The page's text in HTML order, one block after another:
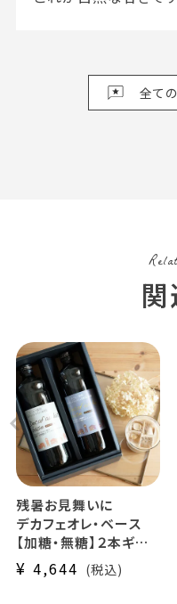
残暑お見舞いに
デカフェオレ・ベース
【加糖・無糖】２本ギフト
セット
カフェインレスのカフェ
¥ 4,644 税込